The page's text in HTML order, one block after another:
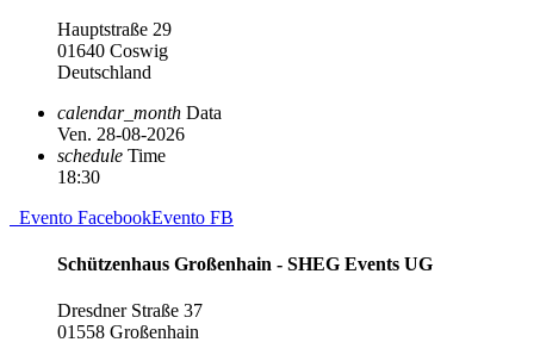
Hauptstraße 29
01640 Coswig
Deutschland
calendar_month Data
Ven. 28-08-2026
schedule Time
18:30
Evento FacebookEvento FB
Schützenhaus Großenhain - SHEG Events UG
Dresdner Straße 37
01558 Großenhain